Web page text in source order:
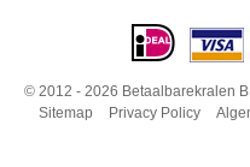
© 2012 - 2026 Betaalbarekralen
Sitemap
Privacy Policy